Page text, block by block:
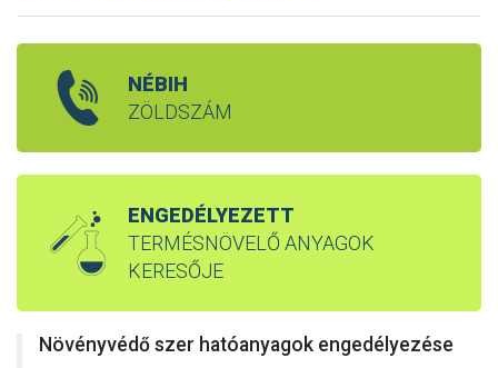
NÉBIH
ZÖLDSZÁM
ENGEDÉLYEZETT
TERMÉSNÖVELŐ ANYAGOK
KERESŐJE
Növényvédő szer hatóanyagok engedélyezése